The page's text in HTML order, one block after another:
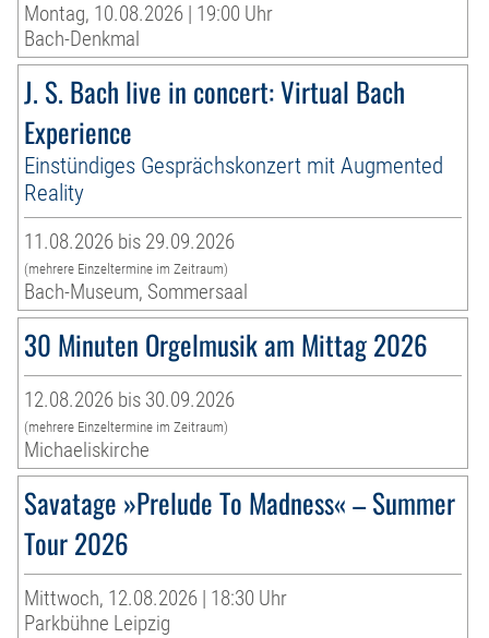
Montag, 10.08.2026 | 19:00 Uhr
Bach-Denkmal
J. S. Bach live in concert: Virtual Bach
Experience
Einstündiges Gesprächskonzert mit Augmented
Reality
11.08.2026 bis 29.09.2026
(mehrere Einzeltermine im Zeitraum)
Bach-Museum, Sommersaal
30 Minuten Orgelmusik am Mittag 2026
12.08.2026 bis 30.09.2026
(mehrere Einzeltermine im Zeitraum)
Michaeliskirche
Savatage »Prelude To Madness« – Summer
Tour 2026
Mittwoch, 12.08.2026 | 18:30 Uhr
Parkbühne Leipzig